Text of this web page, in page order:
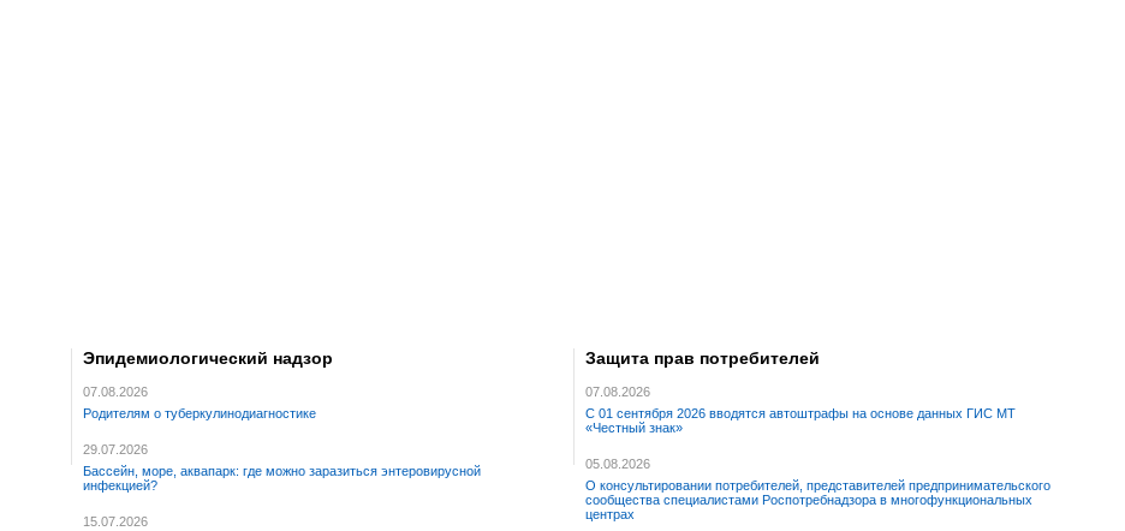
Эпидемиологический надзор
07.08.2026
Родителям о туберкулинодиагностике
29.07.2026
Бассейн, море, аквапарк: где можно заразиться энтеровирусной
инфекцией?
15.07.2026
Защита прав потребителей
07.08.2026
С 01 сентября 2026 вводятся автоштрафы на основе данных ГИС МТ
«Честный знак»
05.08.2026
О консультировании потребителей, представителей предпринимательского
сообщества специалистами Роспотребнадзора в многофункциональных
центрах